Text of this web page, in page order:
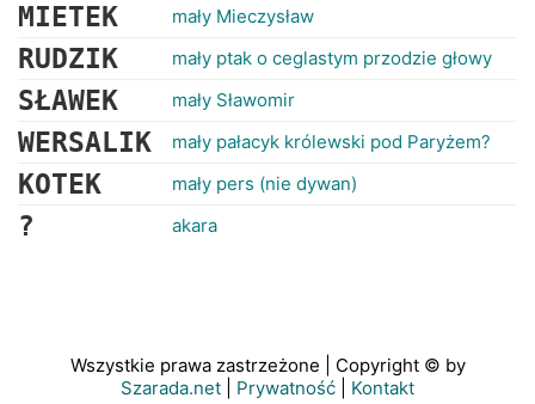
MIETEK mały Mieczysław
RUDZIK mały ptak o ceglastym przodzie głowy
SŁAWEK mały Sławomir
WERSALIK mały pałacyk królewski pod Paryżem?
KOTEK mały pers (nie dywan)
? akara
Wszystkie prawa zastrzeżone | Copyright © by
Szarada.net
Prywatność Kontakt